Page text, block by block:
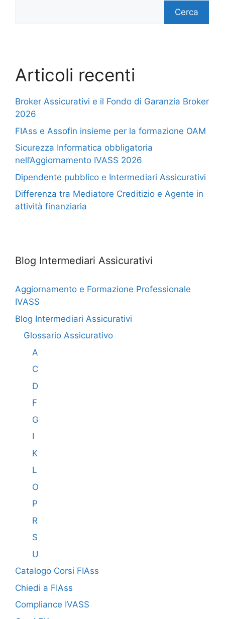
Cerca
Articoli recenti
Broker Assicurativi e il Fondo di Garanzia Broker
2026
FIAss e Assofin insieme per la formazione OAM
Sicurezza Informatica obbligatoria
nell’Aggiornamento IVASS 2026
Dipendente pubblico e Intermediari Assicurativi
Differenza tra Mediatore Creditizio e Agente in
attività finanziaria
Blog Intermediari Assicurativi
Aggiornamento e Formazione Professionale
IVASS
Blog Intermediari Assicurativi
Glossario Assicurativo
A
C
D
F
G
I
K
L
O
P
R
S
U
Catalogo Corsi FIAss
Chiedi a FIAss
Compliance IVASS